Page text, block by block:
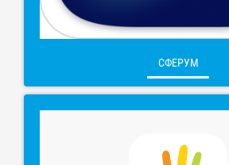
СФЕРУМ